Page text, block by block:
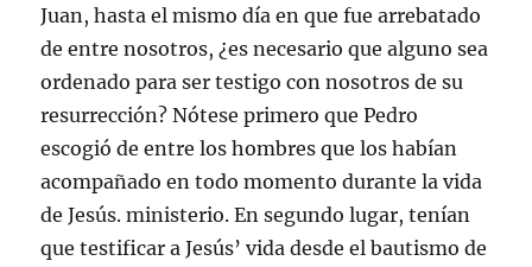
Juan, hasta el mismo día en que fue arrebatado
de entre nosotros, ¿es necesario que alguno sea
ordenado para ser testigo con nosotros de su
resurrección? Nótese primero que Pedro
escogió de entre los hombres que los habían
acompañado en todo momento durante la vida
de Jesús. ministerio. En segundo lugar, tenían
que testificar a Jesús’ vida desde el bautismo de